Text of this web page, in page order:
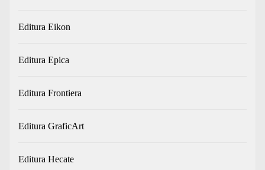
Editura Eikon
Editura Epica
Editura Frontiera
Editura GraficArt
Editura Hecate